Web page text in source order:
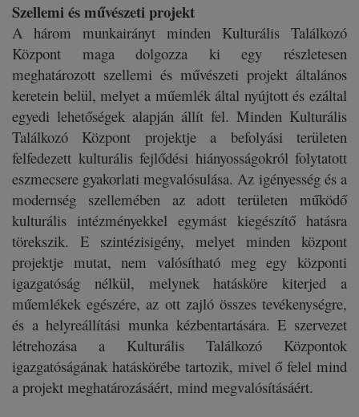
Szellemi és művészeti projekt
A három munkairányt minden Kulturális Találkozó
Központ maga dolgozza ki egy részletesen
meghatározott szellemi és művészeti projekt általános
keretein belül, melyet a műemlék által nyújtott és ezáltal
egyedi lehetőségek alapján állít fel. Minden Kulturális
Találkozó Központ projektje a befolyási területen
felfedezett kulturális fejlődési hiányosságokról folytatott
eszmecsere gyakorlati megvalósulása. Az igényesség és a
modernség szellemében az adott területen működő
kulturális intézményekkel egymást kiegészítő hatásra
törekszik. E szintézisigény, melyet minden központ
projektje mutat, nem valósítható meg egy központi
igazgatóság nélkül, melynek hatásköre kiterjed a
műemlékek egészére, az ott zajló összes tevékenységre,
és a helyreállítási munka kézbentartására. E szervezet
létrehozása a Kulturális Találkozó Központok
igazgatóságának hatáskörébe tartozik, mivel ő felel mind
a projekt meghatározásáért, mind megvalósításáért.